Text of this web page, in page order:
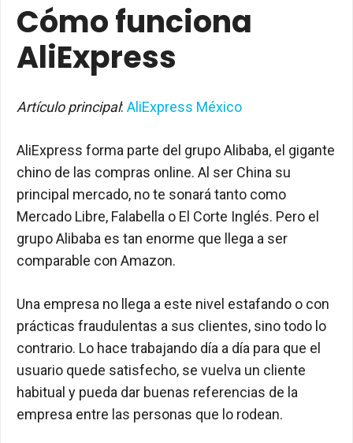
Cómo funciona
AliExpress
Artículo principal: AliExpress México
AliExpress forma parte del grupo Alibaba, el gigante
chino de las compras online. Al ser China su
principal mercado, no te sonará tanto como
Mercado Libre, Falabella o El Corte Inglés. Pero el
grupo Alibaba es tan enorme que llega a ser
comparable con Amazon.
Una empresa no llega a este nivel estafando o con
prácticas fraudulentas a sus clientes, sino todo lo
contrario. Lo hace trabajando día a día para que el
usuario quede satisfecho, se vuelva un cliente
habitual y pueda dar buenas referencias de la
empresa entre las personas que lo rodean.